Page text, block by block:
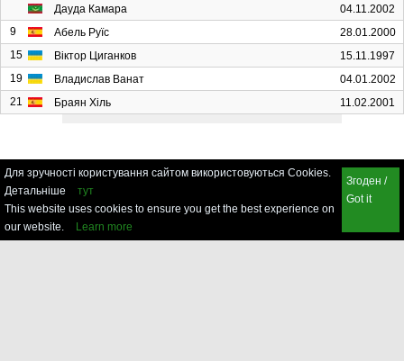
Дауда Камара
04.11.2002
9
Абель Руїс
28.01.2000
15
Віктор Циганков
15.11.1997
19
Владислав Ванат
04.01.2002
21
Браян Хіль 11.02.2001
Для зручності користування сайтом використовуються Cookies.
Детальніше
тут
This website uses cookies to ensure you get the best experience on
our website.
Learn more
Згоден /
Got it